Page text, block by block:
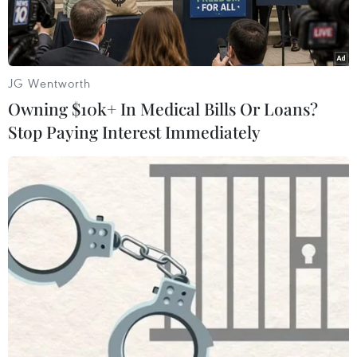
Cựu Thủ tướng Pakistan Imran Khan. (Ảnh: AFP/TTXVN)
Theo đài truyền hình Geo News của Pakistan,
ngày 12/5, Tòa án Cấp cao Islamabad của nước
này đã cho phép cựu Thủ tướng Imra Khan
được tại ngoại trong 2 tuần sau khi ông bị bắt
JG Wentworth
Owning $10k+ In Medical Bills Or Loans?
Stop Paying Interest Immediately